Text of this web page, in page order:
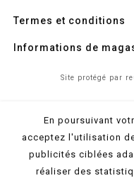
Termes et conditions
Informations de
Site protégé par
© 2026 -
En poursuivant
acceptez l'utilisation
publicités ciblées
réaliser des